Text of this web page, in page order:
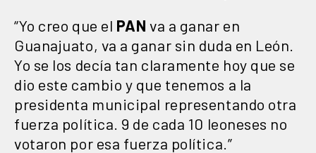
“Yo creo que el PAN va a ganar en
Guanajuato, va a ganar sin duda en León.
Yo se los decía tan claramente hoy que se
dio este cambio y que tenemos a la
presidenta municipal representando otra
fuerza política. 9 de cada 10 leoneses no
votaron por esa fuerza política.”